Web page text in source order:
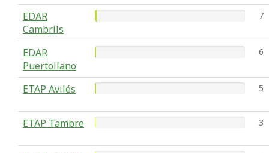
EDAR
Cambrils
7
EDAR
Puertollano
6
ETAP Avilés 5
ETAP Tambre 3